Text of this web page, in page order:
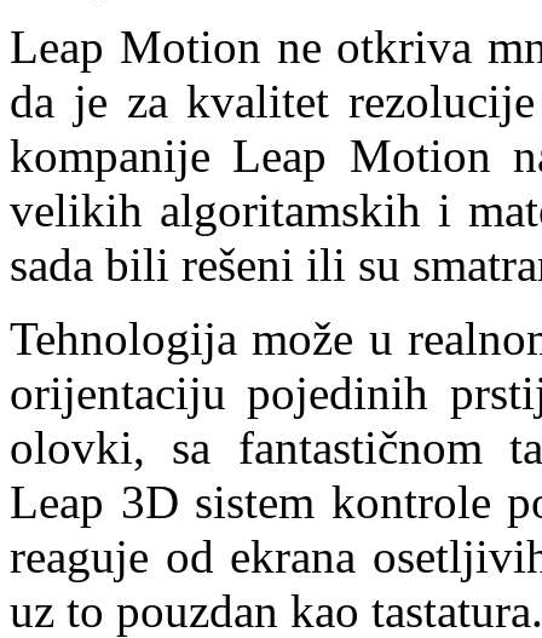
Leap Motion ne otkriva
da je za kvalitet
kompanije Leap Motion
velikih algoritamskih i
sada bili rešeni ili su
Tehnologija može u
orijentaciju pojedinih
olovki, sa fantastičnom
Leap 3D sistem kontrole
reaguje od ekrana
uz to pouzdan kao tastatura.